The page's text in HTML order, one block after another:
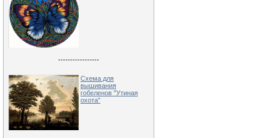
-----------------
Схема для
вышивания
гобеленов "Утиная
охота"